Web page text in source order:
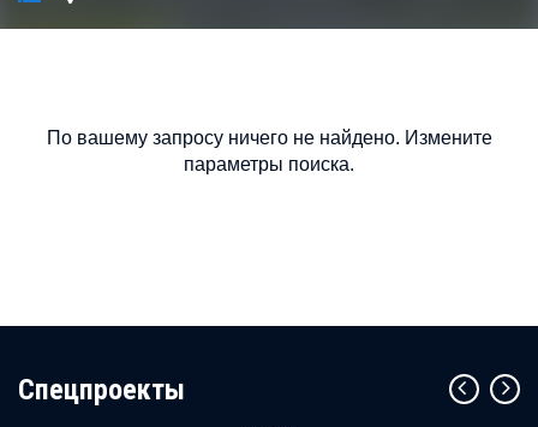
По вашему запросу ничего не найдено. Измените
параметры поиска.
Cпецпроекты